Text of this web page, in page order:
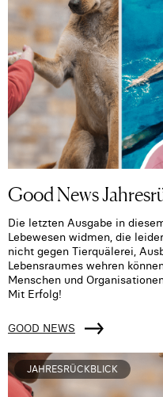
Good News
Die letzten Ausgabe in
Lebewesen widmen, die
nicht gegen Tierquälerei,
Lebensraumes wehren
Menschen und
Mit Erfolg!
GOOD NEWS
JAHRESRÜCKBLICK